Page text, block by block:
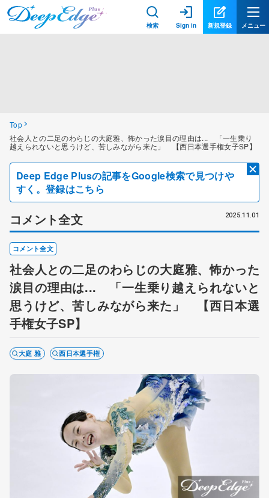
検索 Sign in 新規登録 メニュー
Top
社会人との二足のわらじの大庭雅、怖かった涙目の理由は... 「一生乗り
越えられないと思うけど、苦しみながら来た」 【西日本選手権女子SP】
Deep Edge Plusの記事をGoogle検索で見つけや
すく。登録はこちら
コメント全文 2025.11.01
コメント全文
社会人との二足のわらじの大庭雅、怖かった
涙目の理由は... 「一生乗り越えられないと
思うけど、苦しみながら来た」 【西日本選
手権女子SP】
大庭 雅 西日本選手権